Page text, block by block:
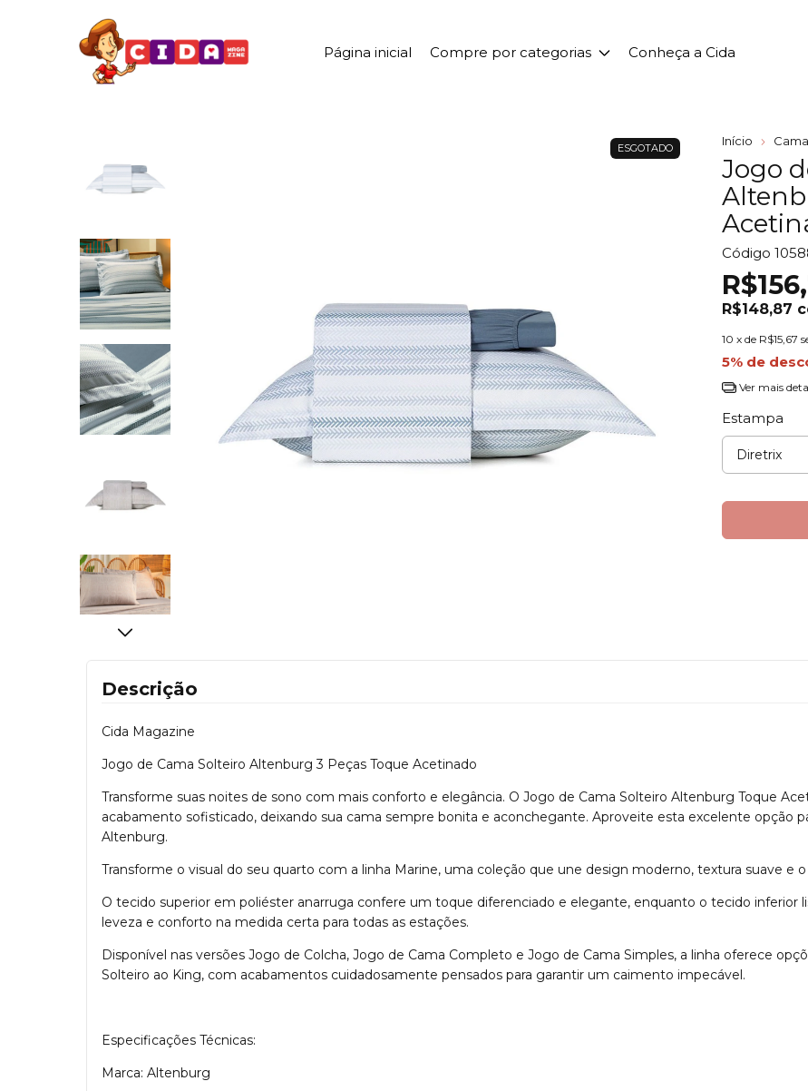
Página inicial Compre por categorias Conheça a Cida
ESGOTADO Início Cama
Jogo
Código
R$148,87
10 x de R$15,67
5% de
Ver mais
Estampa
Descrição
Cida Magazine
Jogo de Cama Solteiro Altenburg 3 Peças Toque Acetinado
Transforme suas noites de sono com mais conforto e elegância. O Jogo de Cama Solteiro Altenburg Toque
acabamento sofisticado, deixando sua cama sempre bonita e aconchegante. Aproveite esta excelente opção
Altenburg.
Transforme o visual do seu quarto com a linha Marine, uma coleção que une design moderno, textura suave e
O tecido superior em poliéster anarruga confere um toque diferenciado e elegante, enquanto o tecido
leveza e conforto na medida certa para todas as estações.
Disponível nas versões Jogo de Colcha, Jogo de Cama Completo e Jogo de Cama Simples, a linha oferece
Solteiro ao King, com acabamentos cuidadosamente pensados para garantir um caimento impecável.
Especificações Técnicas:
Marca: Altenburg